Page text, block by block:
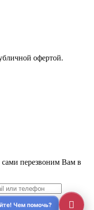
офертой.
перезвоним Вам в